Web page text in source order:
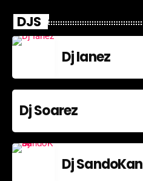
DJS
Dj Ianez
Dj Soarez
Dj SandoKan